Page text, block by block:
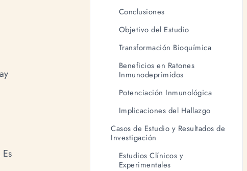
Conclusiones
Objetivo del Estudio
Transformación Bioquímica
Beneficios en Ratones
Inmunodeprimidos
Potenciación Inmunológica
Implicaciones del Hallazgo
Casos de Estudio y Resultados de
Investigación
Estudios Clínicos y
Experimentales